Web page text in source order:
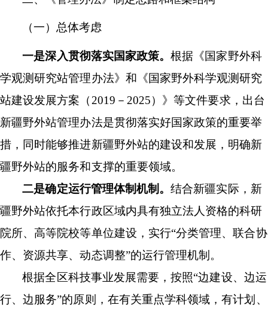
（一）总体考虑
一是深入贯彻落实国家政策。根据《国家野外科
学观测研究站管理办法》和《国家野外科学观测研究
站建设发展方案（ 2019－2025）》等文件要求，出台
新疆野外站管理办法是贯彻落实好国家政策的重要举
措，同时能够推进新疆野外站的建设和发展，明确新
疆野外站的服务和支撑的重要领域。
二是确定运行管理体制机制。结合新疆实际，新
疆野外站依托本行政区域内具有独立法人资格的科研
院所、高等院校等单位建设，实行“分类管理、联合协
作、资源共享、动态调整”的运行管理机制。
根据全区科技事业发展需要，按照“边建设、边运
行、边服务”的原则，在有关重点学科领域，有计划、